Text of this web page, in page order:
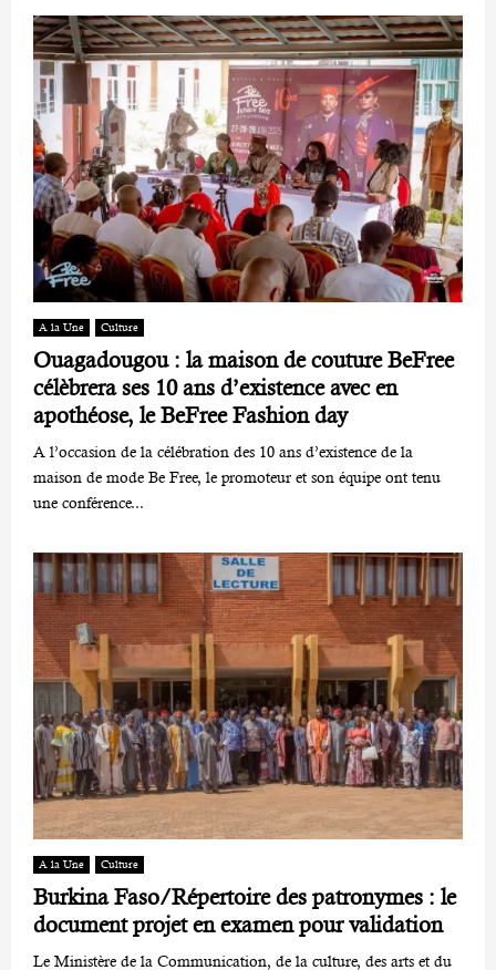
A la Une Culture
Ouagadougou : la maison de couture BeFree
célèbrera ses 10 ans d’existence avec en
apothéose, le BeFree Fashion day
A l’occasion de la célébration des 10 ans d’existence de la
maison de mode Be Free, le promoteur et son équipe ont tenu
une conférence...
A la Une Culture
Burkina Faso/Répertoire des patronymes : le
document projet en examen pour validation
Le Ministère de la Communication, de la culture, des arts et du